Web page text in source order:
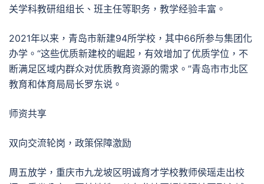
关学科教研组组长、班主任等职务，教学经验丰富。
2021年以来，青岛市新建94所学校，其中66所参与集团化
办学。“这些优质新建校的崛起，有效增加了优质学位，不
断满足区域内群众对优质教育资源的需求。”青岛市市北区
教育和体育局局长罗东说。
师资共享
双向交流轮岗，政策保障激励
周五放学，重庆市九龙坡区明诚育才学校教师侯瑶走出校